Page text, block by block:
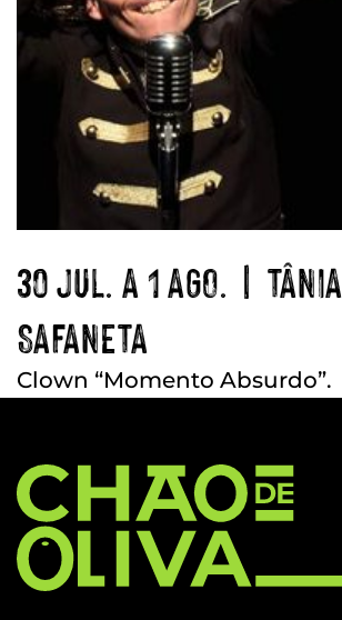
30 JUL. A 1 AGO. | TÂNIA
SAFANETA
Clown “Momento Absurdo”.